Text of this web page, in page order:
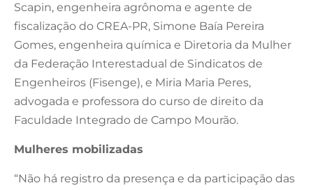
Scapin, engenheira agrônoma e agente de
fiscalização do CREA-PR, Simone Baía Pereira
Gomes, engenheira química e Diretoria da Mulher
da Federação Interestadual de Sindicatos de
Engenheiros (Fisenge), e Miria Maria Peres,
advogada e professora do curso de direito da
Faculdade Integrado de Campo Mourão.
Mulheres mobilizadas
“Não há registro da presença e da participação das